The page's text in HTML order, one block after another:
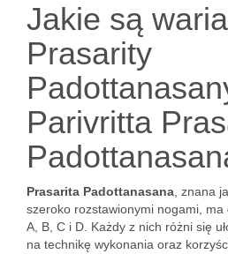
Jakie są
Prasarity
Parivritta
Prasarita Padottanasana , znana
szeroko rozstawionymi nogami, ma
A, B, C i D. Każdy z nich różni się
na technikę wykonania oraz